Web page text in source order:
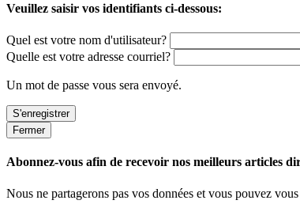
Veuillez saisir vos identifiants ci-dessous:
Quel est votre nom d'utilisateur?
Quelle est votre adresse courriel?
Un mot de passe vous sera envoyé.
Fermer
Abonnez-vous afin de recevoir nos meilleurs articles
Nous ne partagerons pas vos données et vous pouvez